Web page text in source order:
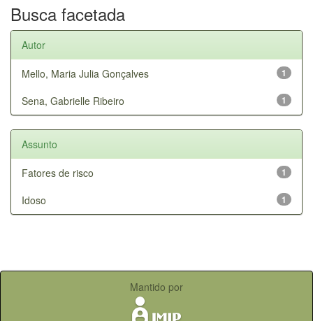
Busca facetada
Autor
1
Mello, Maria Julia Gonçalves
1
Sena, Gabrielle Ribeiro
Assunto
1
Fatores de risco
1
Idoso
Mantido por